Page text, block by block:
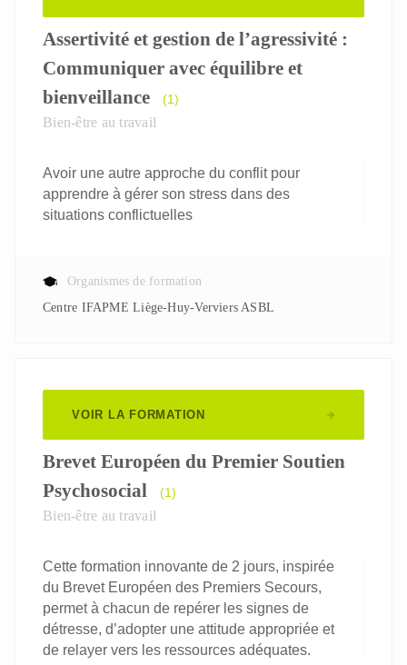
Assertivité et gestion de l’agressivité :
Communiquer avec équilibre et
bienveillance
(1)
Bien-être au travail
Avoir une autre approche du conflit pour
apprendre à gérer son stress dans des
situations conflictuelles
Organismes de formation
Centre IFAPME Liège-Huy-Verviers ASBL
VOIR LA FORMATION
Brevet Européen du Premier Soutien
Psychosocial
(1)
Bien-être au travail
Cette formation innovante de 2 jours, inspirée
du Brevet Européen des Premiers Secours,
permet à chacun de repérer les signes de
détresse, d’adopter une attitude appropriée et
de relayer vers les ressources adéquates.